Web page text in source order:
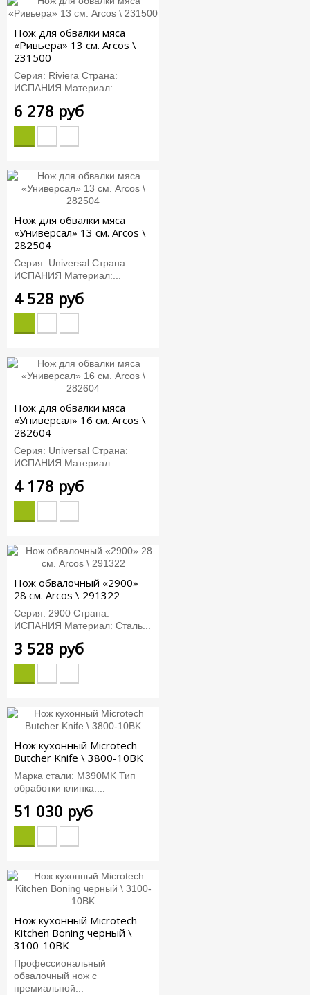
Нож для обвалки мяса
«Ривьера» 13 см. Arcos \
231500
Серия: Riviera Страна:
ИСПАНИЯ Материал:...
6 278 руб
Нож для обвалки мяса
«Универсал» 13 см. Arcos \
282504
Серия: Universal Страна:
ИСПАНИЯ Материал:...
4 528 руб
Нож для обвалки мяса
«Универсал» 16 см. Arcos \
282604
Серия: Universal Страна:
ИСПАНИЯ Материал:...
4 178 руб
Нож обвалочный «2900»
28 см. Arcos \ 291322
Серия: 2900 Страна:
ИСПАНИЯ Материал: Сталь...
3 528 руб
Нож кухонный Microtech
Butcher Knife \ 3800-10BK
Марка стали: M390MK Тип
обработки клинка:...
51 030 руб
Нож кухонный Microtech
Kitchen Boning черный \
3100-10BK
Профессиональный
обвалочный нож с
премиальной...